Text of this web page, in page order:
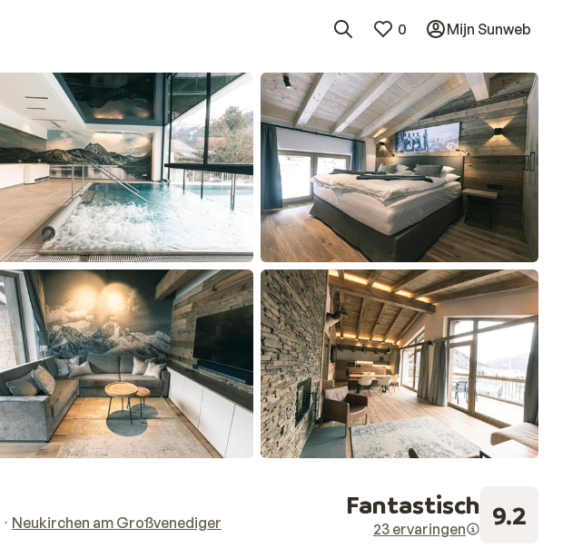
0 Mijn Sunweb
Neukirchen am Großvenediger
Fantastisch
23 ervaringen 9.2